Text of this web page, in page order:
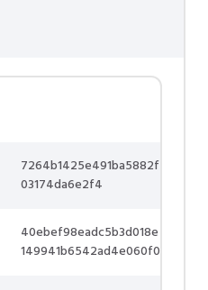
7264b1425e491ba5882f
03174da6e2f4
40ebef98eadc5b3d018e
149941b6542ad4e060f0